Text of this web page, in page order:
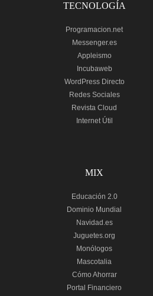
TECNOLOGÍA
Programacion.net
Messenger.es
Appleismo
Incubaweb
WordPress Directo
Redes Sociales
Revista Cloud
Internet Útil
MIX
Educación 2.0
Dominio Mundial
Navidad.es
Juguetes.org
Monólogos
Mascotalia
Cómo Ahorrar
Portal Financiero